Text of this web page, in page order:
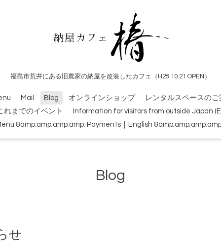
福島市荒井にある旧農家の納屋を改装したカフェ（H28.10.21 OPEN）
Mail Blog オンラインショップ
レンタルスペースのご
れまでのイベント
Information for visitors from outside Japan
&amp;amp;amp;amp; Payments｜English
Blog
せ